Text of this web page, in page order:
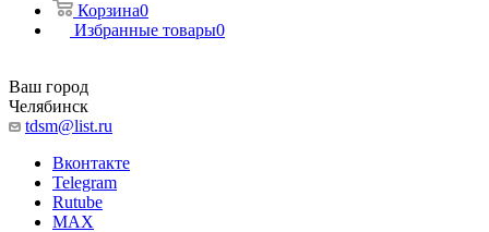
Корзина0
Избранные товары0
Ваш город
Челябинск
tdsm@list.ru
Вконтакте
Telegram
Rutube
MAX